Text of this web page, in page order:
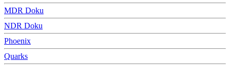
MDR Doku
NDR Doku
Phoenix
Quarks